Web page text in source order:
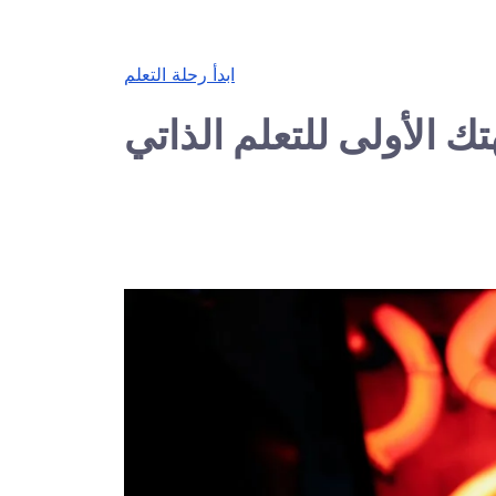
ابدأ رحلة التعلم
الأولى للتعلم الذاتي